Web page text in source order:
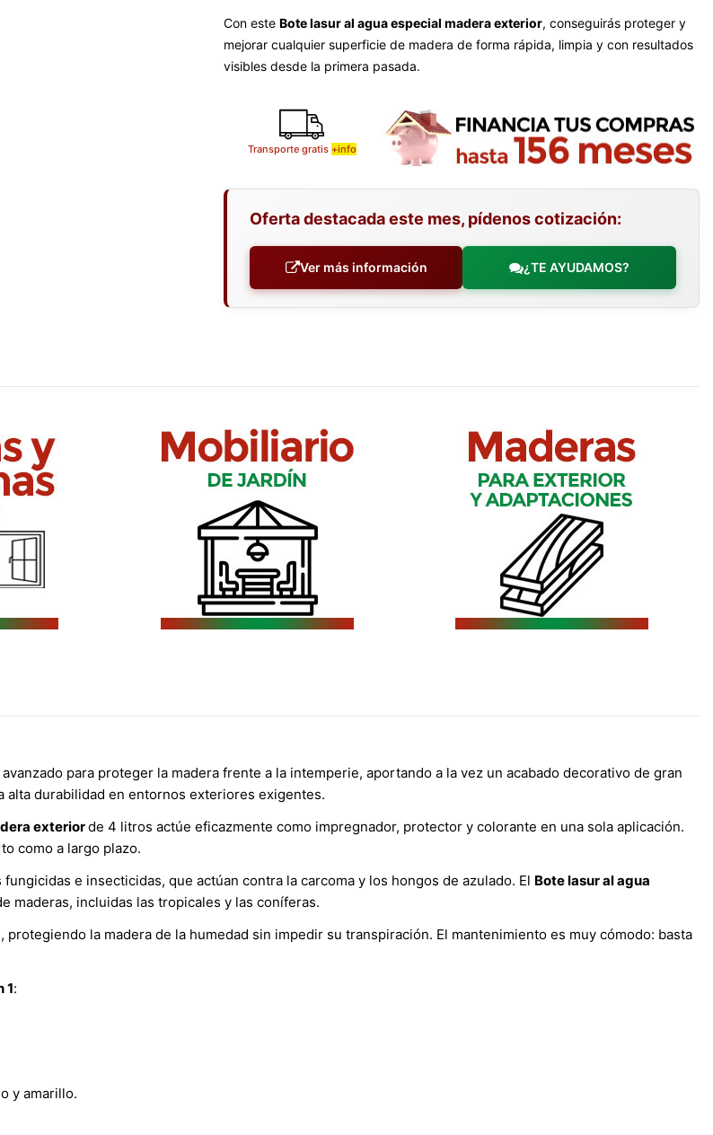
Con este Bote lasur al agua especial madera exterior, conseguirás proteger y
mejorar cualquier superficie de madera de forma rápida, limpia y con resultados
visibles desde la primera pasada.
Transporte gratis +info
Oferta destacada este mes, pídenos cotización:
Ver más información ¿TE AYUDAMOS?
para proteger la madera frente a la intemperie, aportando a la vez un acabado decorativo de gran
alta durabilidad en entornos exteriores exigentes.
exteriorde 4 litros actúe eficazmente como impregnador, protector y colorante en una sola aplicación.
como a largo plazo.
e insecticidas, que actúan contra la carcoma y los hongos de azulado. El Bote lasur al agua
maderas, incluidas las tropicales y las coníferas.
la madera de la humedad sin impedir su transpiración. El mantenimiento es muy cómodo: basta
1:
y amarillo.